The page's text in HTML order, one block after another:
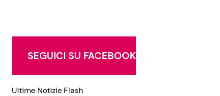
SEGUICI SU FACEBOOK
Ultime Notizie Flash